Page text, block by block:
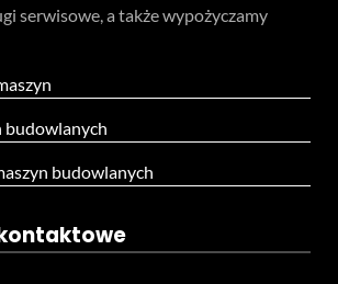
serwisowe, a także wypożyczamy
budowlanych
budowlanych